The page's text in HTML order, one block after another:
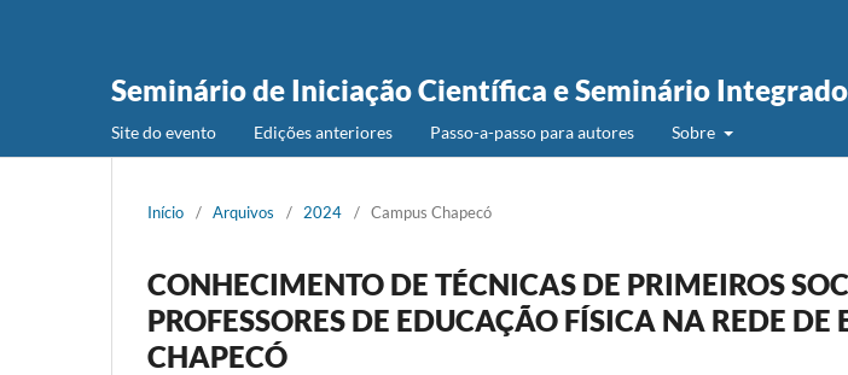
Seminário de Iniciação Científica e Seminário Integrado
Site do evento Edições anteriores Passo-a-passo para autores Sobre
Início / Arquivos / 2024 / Campus Chapecó
CONHECIMENTO DE TÉCNICAS DE PRIMEIROS
PROFESSORES DE EDUCAÇÃO FÍSICA NA REDE DE
CHAPECÓ